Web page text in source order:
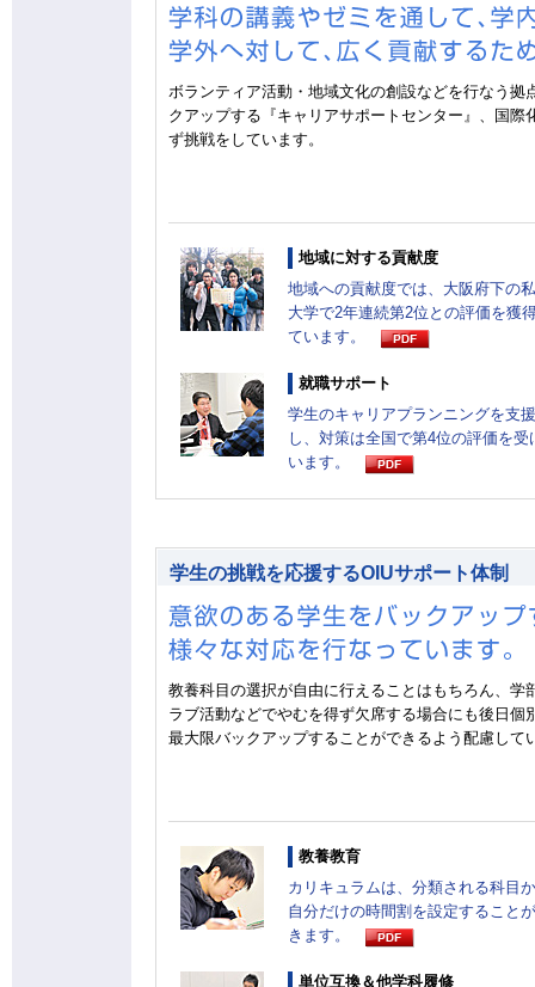
ボランティア活動・地域文化の創設などを行なう
クアップする『キャリアサポートセンター』、国
ず挑戦をしています。
地域に対する貢献度
地域への貢献度では、大阪府下の
大学で2年連続第2位との評価を獲
ています。
就職サポート
学生のキャリアプランニングを支援
し、対策は全国で第4位の評価を受
います。
学生の挑戦を応援するOIUサポート体制
教養科目の選択が自由に行えることはもちろん、
ラブ活動などでやむを得ず欠席する場合にも後日
最大限バックアップすることができるよう配慮して
教養教育
カリキュラムは、分類される科目
自分だけの時間割を設定すること
きます。
単位互換＆他学科履修